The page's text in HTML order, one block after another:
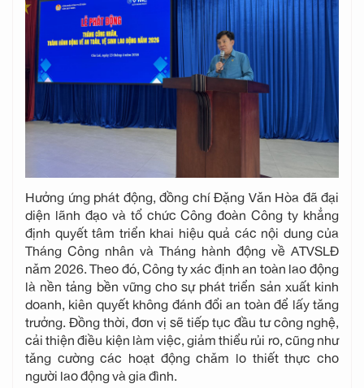
Hưởng ứng phát động, đồng chí Đặng Văn Hòa đã đại
diện lãnh đạo và tổ chức Công đoàn Công ty khẳng
định quyết tâm triển khai hiệu quả các nội dung của
Tháng Công nhân và Tháng hành động về ATVSLĐ
năm 2026. Theo đó, Công ty xác định an toàn lao động
là nền tảng bền vững cho sự phát triển sản xuất kinh
doanh, kiên quyết không đánh đổi an toàn để lấy tăng
trưởng. Đồng thời, đơn vị sẽ tiếp tục đầu tư công nghệ,
cải thiện điều kiện làm việc, giảm thiểu rủi ro, cũng như
tăng cường các hoạt động chăm lo thiết thực cho
người lao động và gia đình.